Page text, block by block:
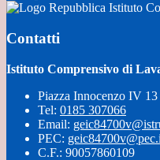
Istituto
Contatti
Istituto Comprensivo di
Piazza Innocenzo IV
Tel: 0185 307066
Email:
PEC:
C.F.: 90057860109